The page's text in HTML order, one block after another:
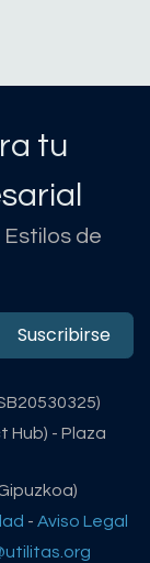
tu
Estilos de
Suscribirse
Hub) - Plaza
- Aviso Legal